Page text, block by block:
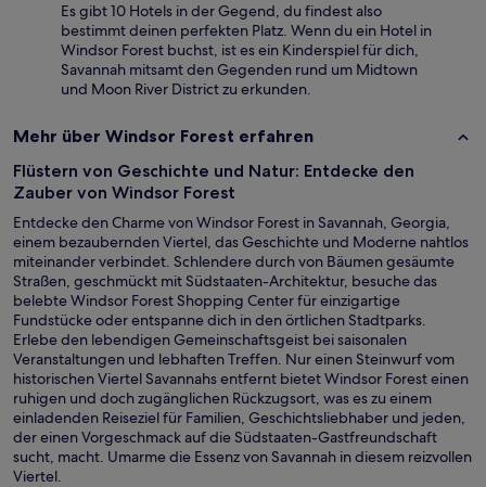
Es gibt 10 Hotels in der Gegend, du findest also
bestimmt deinen perfekten Platz. Wenn du ein Hotel in
Windsor Forest buchst, ist es ein Kinderspiel für dich,
Savannah mitsamt den Gegenden rund um Midtown
und Moon River District zu erkunden.
Mehr über Windsor Forest erfahren
Flüstern von Geschichte und Natur: Entdecke den
Zauber von Windsor Forest
Entdecke den Charme von Windsor Forest in Savannah, Georgia,
einem bezaubernden Viertel, das Geschichte und Moderne nahtlos
miteinander verbindet. Schlendere durch von Bäumen gesäumte
Straßen, geschmückt mit Südstaaten-Architektur, besuche das
belebte Windsor Forest Shopping Center für einzigartige
Fundstücke oder entspanne dich in den örtlichen Stadtparks.
Erlebe den lebendigen Gemeinschaftsgeist bei saisonalen
Veranstaltungen und lebhaften Treffen. Nur einen Steinwurf vom
historischen Viertel Savannahs entfernt bietet Windsor Forest einen
ruhigen und doch zugänglichen Rückzugsort, was es zu einem
einladenden Reiseziel für Familien, Geschichtsliebhaber und jeden,
der einen Vorgeschmack auf die Südstaaten-Gastfreundschaft
sucht, macht. Umarme die Essenz von Savannah in diesem reizvollen
Viertel.